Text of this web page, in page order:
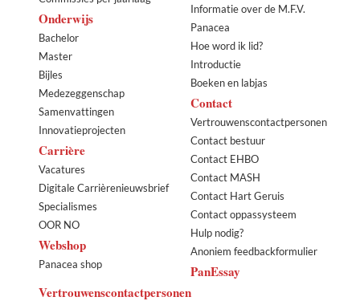
Onderwijs
Bachelor
Master
Bijles
Medezeggenschap
Samenvattingen
Innovatieprojecten
Carrière
Vacatures
Digitale Carrièrenieuwsbrief
Specialismes
OOR NO
Webshop
Panacea shop
Informatie over de M.F.V.
Panacea
Hoe word ik lid?
Introductie
Boeken en labjas
Contact
Vertrouwenscontactpersonen
Contact bestuur
Contact EHBO
Contact MASH
Contact Hart Geruis
Contact oppassysteem
Hulp nodig?
Anoniem feedbackformulier
PanEssay
Vertrouwenscontactpersonen